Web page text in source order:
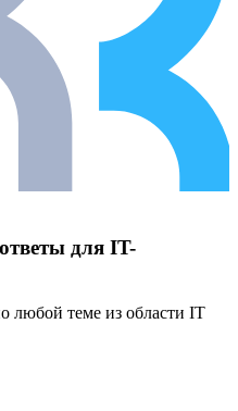
для IT-
любой теме из области IT